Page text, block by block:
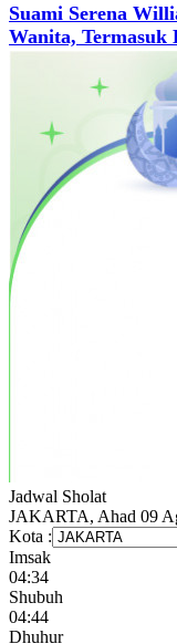
Suami Serena
Wanita, Termasuk
Jadwal Sholat
JAKARTA, Ahad 09
Kota :
Imsak
04:34
Shubuh
04:44
Dhuhur